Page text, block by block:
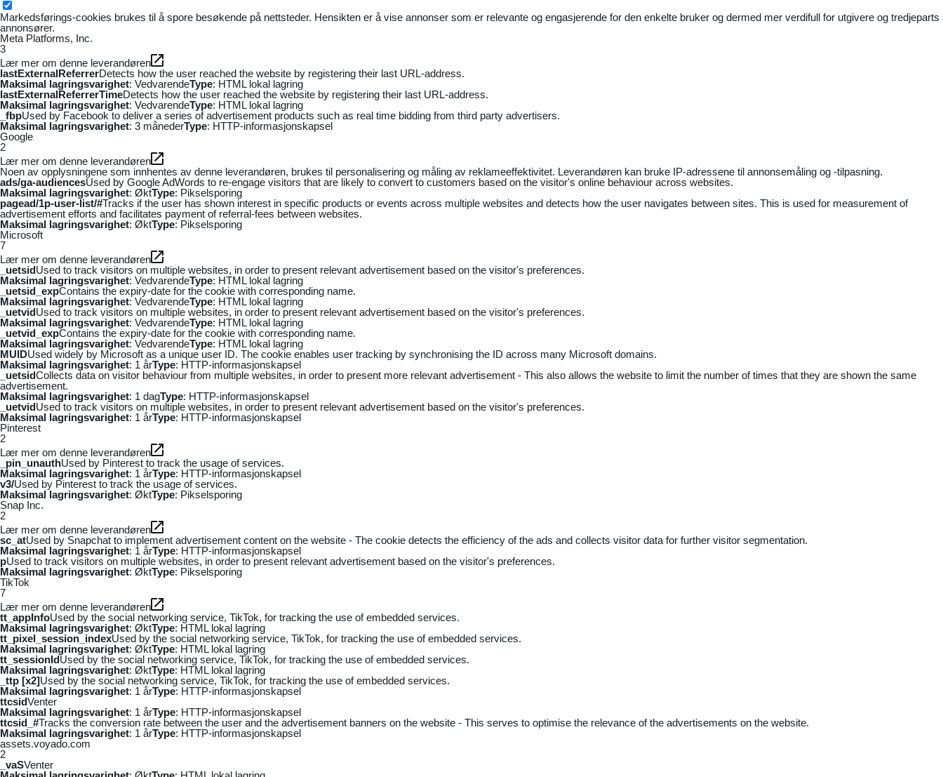
Markedsførings-cookies brukes til å spore besøkende på nettsteder. Hensikten er å vise annonser som er relevante og engasjerende for den enkelte bruker og dermed mer verdifull for utgivere og tredjeparts
annonsører.
Meta Platforms, Inc.
3
Lær mer om denne leverandøren
lastExternalReferrerDetects how the user reached the website by registering their last URL-address.
Maksimal lagringsvarighet: VedvarendeType: HTML lokal lagring
lastExternalReferrerTimeDetects how the user reached the website by registering their last URL-address.
Maksimal lagringsvarighet: VedvarendeType: HTML lokal lagring
_fbpUsed by Facebook to deliver a series of advertisement products such as real time bidding from third party advertisers.
Maksimal lagringsvarighet: 3 månederType: HTTP-informasjonskapsel
Google
2
Lær mer om denne leverandøren
Noen av opplysningene som innhentes av denne leverandøren, brukes til personalisering og måling av reklameeffektivitet. Leverandøren kan bruke IP-adressene til annonsemåling og -tilpasning.
ads/ga-audiencesUsed by Google AdWords to re-engage visitors that are likely to convert to customers based on the visitor's online behaviour across websites.
Maksimal lagringsvarighet: ØktType: Pikselsporing
pagead/1p-user-list/#Tracks if the user has shown interest in specific products or events across multiple websites and detects how the user navigates between sites. This is used for measurement of
advertisement efforts and facilitates payment of referral-fees between websites.
Maksimal lagringsvarighet: ØktType: Pikselsporing
Microsoft
7
Lær mer om denne leverandøren
_uetsidUsed to track visitors on multiple websites, in order to present relevant advertisement based on the visitor's preferences.
Maksimal lagringsvarighet: VedvarendeType: HTML lokal lagring
_uetsid_expContains the expiry-date for the cookie with corresponding name.
Maksimal lagringsvarighet: VedvarendeType: HTML lokal lagring
_uetvidUsed to track visitors on multiple websites, in order to present relevant advertisement based on the visitor's preferences.
Maksimal lagringsvarighet: VedvarendeType: HTML lokal lagring
_uetvid_expContains the expiry-date for the cookie with corresponding name.
Maksimal lagringsvarighet: VedvarendeType: HTML lokal lagring
MUIDUsed widely by Microsoft as a unique user ID. The cookie enables user tracking by synchronising the ID across many Microsoft domains.
Maksimal lagringsvarighet: 1 årType: HTTP-informasjonskapsel
_uetsidCollects data on visitor behaviour from multiple websites, in order to present more relevant advertisement - This also allows the website to limit the number of times that they are shown the same
advertisement.
Maksimal lagringsvarighet: 1 dagType: HTTP-informasjonskapsel
_uetvidUsed to track visitors on multiple websites, in order to present relevant advertisement based on the visitor's preferences.
Maksimal lagringsvarighet: 1 årType: HTTP-informasjonskapsel
Pinterest
2
Lær mer om denne leverandøren
_pin_unauthUsed by Pinterest to track the usage of services.
Maksimal lagringsvarighet: 1 årType: HTTP-informasjonskapsel
v3/Used by Pinterest to track the usage of services.
Maksimal lagringsvarighet: ØktType: Pikselsporing
Snap Inc.
2
Lær mer om denne leverandøren
sc_atUsed by Snapchat to implement advertisement content on the website - The cookie detects the efficiency of the ads and collects visitor data for further visitor segmentation.
Maksimal lagringsvarighet: 1 årType: HTTP-informasjonskapsel
pUsed to track visitors on multiple websites, in order to present relevant advertisement based on the visitor's preferences.
Maksimal lagringsvarighet: ØktType: Pikselsporing
TikTok
7
Lær mer om denne leverandøren
tt_appInfoUsed by the social networking service, TikTok, for tracking the use of embedded services.
Maksimal lagringsvarighet: ØktType: HTML lokal lagring
tt_pixel_session_indexUsed by the social networking service, TikTok, for tracking the use of embedded services.
Maksimal lagringsvarighet: ØktType: HTML lokal lagring
tt_sessionIdUsed by the social networking service, TikTok, for tracking the use of embedded services.
Maksimal lagringsvarighet: ØktType: HTML lokal lagring
_ttp [x2]Used by the social networking service, TikTok, for tracking the use of embedded services.
Maksimal lagringsvarighet: 1 årType: HTTP-informasjonskapsel
ttcsidVenter
Maksimal lagringsvarighet: 1 årType: HTTP-informasjonskapsel
ttcsid_#Tracks the conversion rate between the user and the advertisement banners on the website - This serves to optimise the relevance of the advertisements on the website.
Maksimal lagringsvarighet: 1 årType: HTTP-informasjonskapsel
assets.voyado.com
2
_vaSVenter